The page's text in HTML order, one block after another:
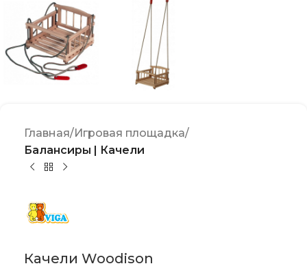
Главная Игровая площадка
Балансиры | Качели
Качели Woodison